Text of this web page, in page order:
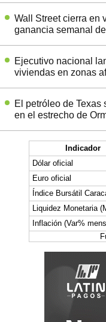
Wall Street cierra en
ganancia semanal
Ejecutivo nacional
viviendas en zonas
El petróleo de Texas
en el estrecho de
Indicador
Dólar oficial
Euro oficial
Índice Bursátil
Liquidez Monetaria
Inflación (Var%